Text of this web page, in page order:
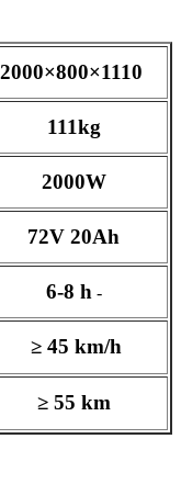
2000×800×1110
111kg
2000W
72V 20Ah
6-8 h -
≥ 45 km/h
≥ 55 km